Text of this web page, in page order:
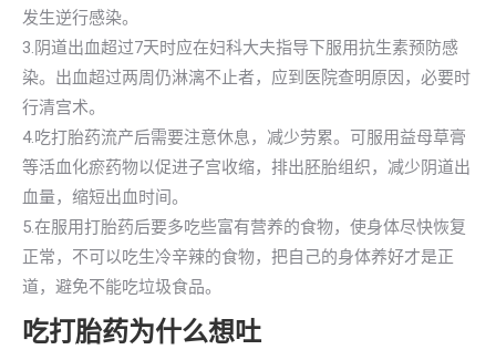
发生逆行感染。
3.阴道出血超过7天时应在妇科大夫指导下服用抗生素预防感
染。出血超过两周仍淋漓不止者，应到医院查明原因，必要时
行清宫术。
4.吃打胎药流产后需要注意休息，减少劳累。可服用益母草膏
等活血化瘀药物以促进子宫收缩，排出胚胎组织，减少阴道出
血量，缩短出血时间。
5.在服用打胎药后要多吃些富有营养的食物，使身体尽快恢复
正常，不可以吃生冷辛辣的食物，把自己的身体养好才是正
道，避免不能吃垃圾食品。
吃打胎药为什么想吐